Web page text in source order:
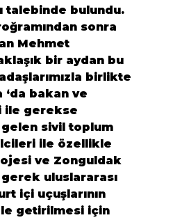
talebinde bulundu.
sonra
Mehmet
bir aydan bu
birlikte
bakan ve
ile gerekse
sivil toplum
ile özellikle
ve Zonguldak
gerek uluslararası
içi uçuşlarının
getirilmesi için